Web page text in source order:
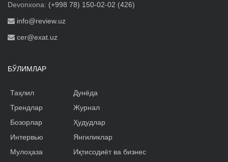
Devonxona: (+998 78) 150-02-02 (426)
info@review.uz
cer@exat.uz
БЎЛИМЛАР
Таҳлил
Трендлар
Бозорлар
Интервью
Мулоҳаза
Дунёда
Журнал
Ҳудудлар
Янгиликлар
Иқтисодиёт ва бизнес